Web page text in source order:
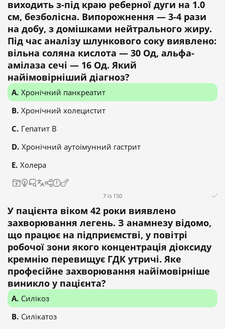
виходить з-під краю реберної дуги на 1.0
см, безболісна. Випорожнення — 3-4 рази
на добу, з домішками нейтрального жиру.
Під час аналізу шлункового соку виявлено:
вільна соляна кислота — 30 Од, альфа-
амілаза сечі — 16 Од. Який
найімовірніший діагноз?
Хронічний панкреатит
Хронічний холецистит
Гепатит В
Хронічний аутоімунний гастрит
Холера
7 із 150
У пацієнта віком 42 роки виявлено
захворювання легень. З анамнезу відомо,
що працює на підприємстві, у повітрі
робочої зони якого концентрація діоксиду
кремнію перевищує ГДК утричі. Яке
професійне захворювання найімовірніше
виникло у пацієнта?
Силікоз
Силікатоз